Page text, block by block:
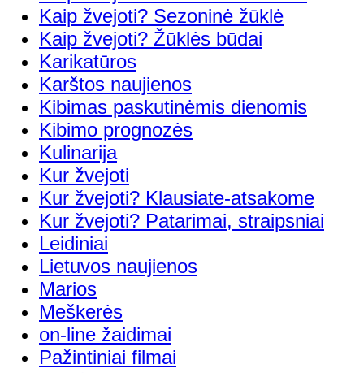
Kaip žvejoti? Sezoninė žūklė
Kaip žvejoti? Žūklės būdai
Karikatūros
Karštos naujienos
Kibimas paskutinėmis dienomis
Kibimo prognozės
Kulinarija
Kur žvejoti
Kur žvejoti? Klausiate-atsakome
Kur žvejoti? Patarimai, straipsniai
Leidiniai
Lietuvos naujienos
Marios
Meškerės
on-line žaidimai
Pažintiniai filmai